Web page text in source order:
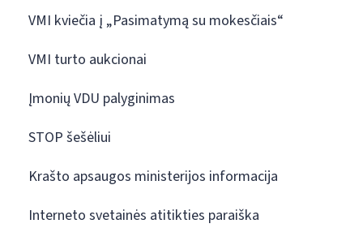
VMI kviečia į „Pasimatymą su mokesčiais“
VMI turto aukcionai
Įmonių VDU palyginimas
STOP šešėliui
Krašto apsaugos ministerijos informacija
Interneto svetainės atitikties paraiška